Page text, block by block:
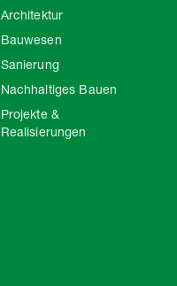
Architektur
Bauwesen
Sanierung
Nachhaltiges Bauen
Projekte &
Realisierungen